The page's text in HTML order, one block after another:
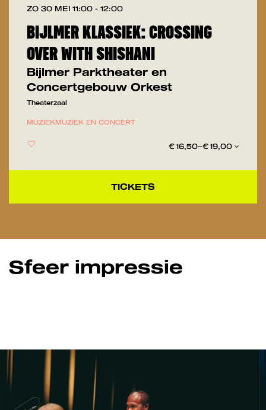
BIJLMER KLASSIEK: CROSSING
OVER WITH SHISHANI
Bijlmer Parktheater en
Concertgebouw Orkest
ZO 30 MEI 11:00 - 12:00
Theaterzaal
MUZIEKMUZIEK EN CONCERT
€ 16,50–€ 19,00
TICKETS
Sfeer impressie
Overslaan